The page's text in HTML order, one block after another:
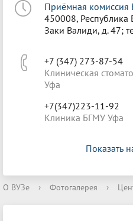
Приёмная комиссия
450008, Республика
Заки Валиди, д. 47;
+7 (347) 273-87-54
Клиническая
Уфа
+7(347)223-11-92
Клиника БГМУ Уфа
Показать
О ВУЗе › Фотогалерея ›